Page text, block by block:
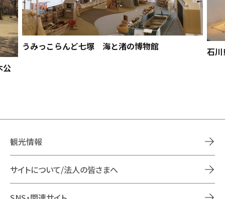
公
うみっこらんど七塚 海と渚の博物館 石
観光情報
サイトについて/法人の皆さまへ